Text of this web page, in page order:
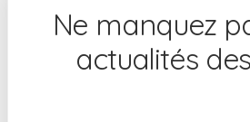
Ne manquez
actualités